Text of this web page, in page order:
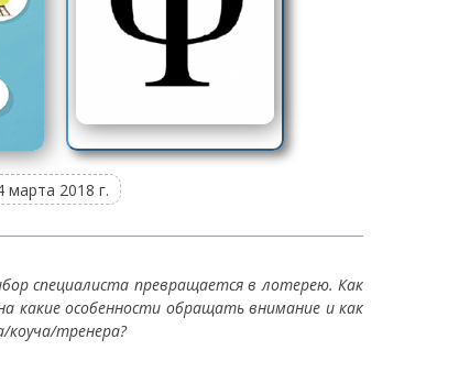
марта 2018 г.
специалиста превращается в лотерею. Как
какие особенности обращать внимание и как
коуча/тренера?